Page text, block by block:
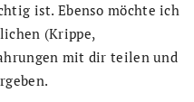
ist. Ebenso möchte ich
(Krippe,
mit dir teilen und